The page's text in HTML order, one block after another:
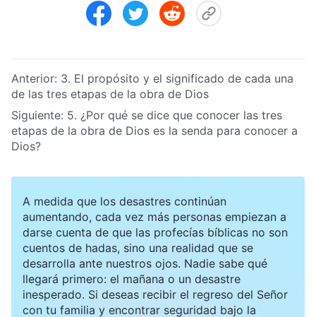
Anterior: 3. El propósito y el significado de cada una
de las tres etapas de la obra de Dios
Siguiente: 5. ¿Por qué se dice que conocer las tres
etapas de la obra de Dios es la senda para conocer a
Dios?
A medida que los desastres continúan
aumentando, cada vez más personas empiezan a
darse cuenta de que las profecías bíblicas no son
cuentos de hadas, sino una realidad que se
desarrolla ante nuestros ojos. Nadie sabe qué
llegará primero: el mañana o un desastre
inesperado. Si deseas recibir el regreso del Señor
con tu familia y encontrar seguridad bajo la